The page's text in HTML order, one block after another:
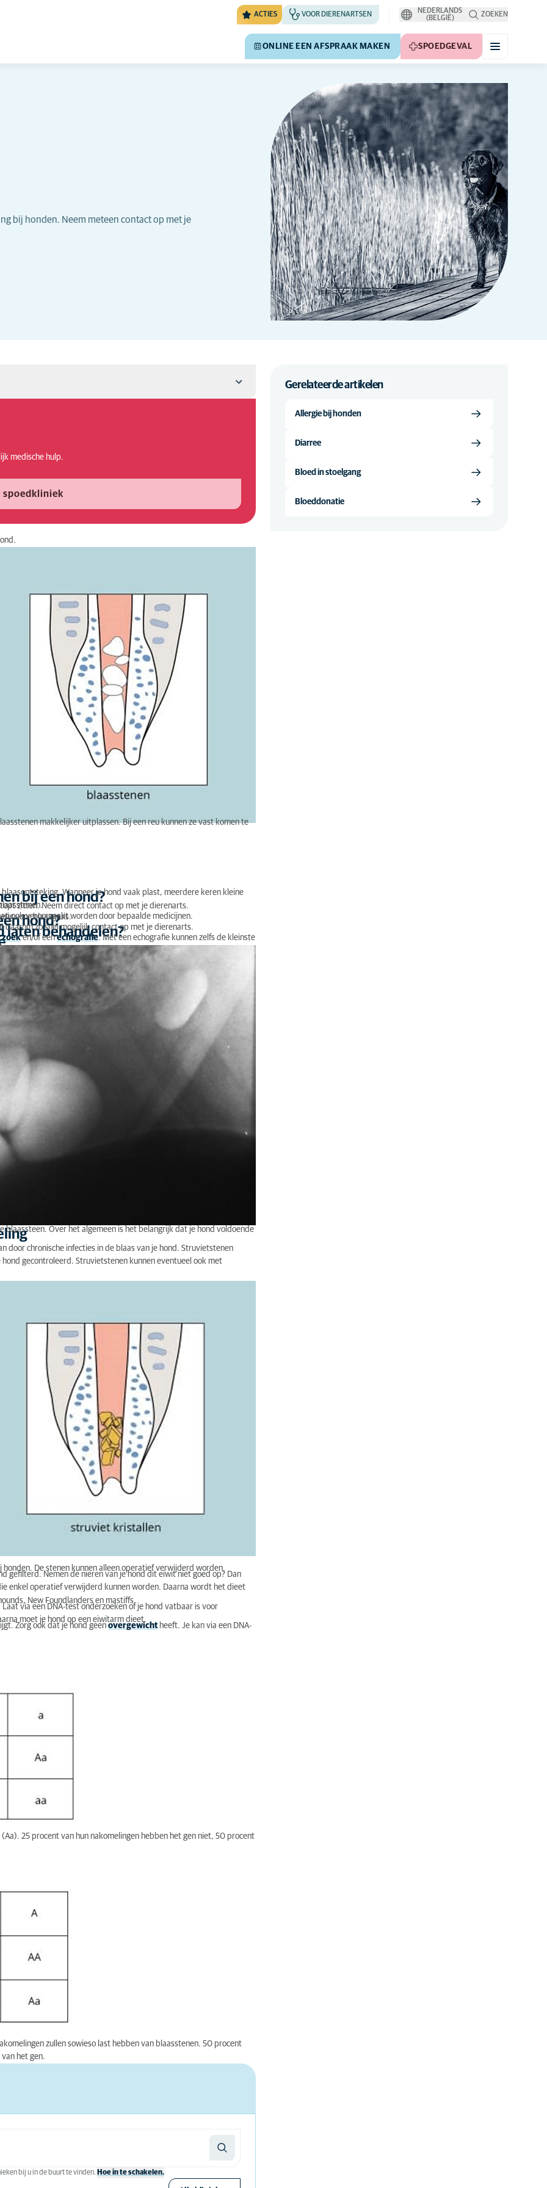
ACTIES VOOR DIERENARTSEN
NEDERLANDS
(BELGIË)
ZOEKEN
ONLINE EEN AFSPRAAK MAKEN SPOEDGEVAL
bij honden. Neem meteen contact op met je
medische hulp.
spoedkliniek
makkelijker uitplassen. Bij een reu kunnen ze vast komen te
bij een hond?Wanneer je hond vaak plast, meerdere keren kleine
zitten. Neem direct contact op met je dierenarts.
hond?
ook veroorzaakt worden door bepaalde medicijnen.
voor blaasgruis.
laten behandelen?
daarom zo snel mogelijk contact op met je dierenarts.
en/of eenechografie. Met een echografie kunnen zelfs de kleinste
blaassteen. Over het algemeen is het belangrijk dat je hond voldoende
door chronische infecties in de blaas van je hond. Struvietstenen
gecontroleerd. Struvietstenen kunnen eventueel ook met
De stenen kunnen alleen operatief verwijderd worden.
gefilterd. Nemen de nieren van je hond dit eiwit niet goed op? Dan
enkel operatief verwijderd kunnen worden. Daarna wordt het dieet
New Foundlanders en mastiffs.
via een DNA-test onderzoeken of je hond vatbaar is voor
moet je hond op een eiwitarm dieet.
Zorg ook dat je hond geen overgewicht heeft. Je kan via een DNA-
25 procent van hun nakomelingen hebben het gen niet, 50 procent
zullen sowieso last hebben van blaasstenen. 50 procent
het gen.
bij u in de buurt te vinden. Hoe in te schakelen.
Gerelateerde artikelen
Allergie bij honden
Diarree
Bloed in stoelgang
Bloeddonatie